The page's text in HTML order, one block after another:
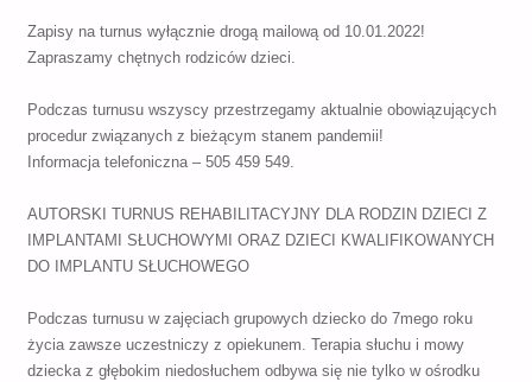
Zapisy na turnus wyłącznie drogą mailową od 10.01.2022!
Zapraszamy chętnych rodziców dzieci.
Podczas turnusu wszyscy przestrzegamy aktualnie obowiązujących
procedur związanych z bieżącym stanem pandemii!
Informacja telefoniczna – 505 459 549.
AUTORSKI TURNUS REHABILITACYJNY DLA RODZIN DZIECI Z
IMPLANTAMI SŁUCHOWYMI ORAZ DZIECI KWALIFIKOWANYCH
DO IMPLANTU SŁUCHOWEGO
Podczas turnusu w zajęciach grupowych dziecko do 7mego roku
życia zawsze uczestniczy z opiekunem. Terapia słuchu i mowy
dziecka z głębokim niedosłuchem odbywa się nie tylko w ośrodku